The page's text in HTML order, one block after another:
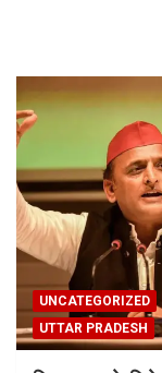
UNCATEGORIZED
UTTAR PRADESH